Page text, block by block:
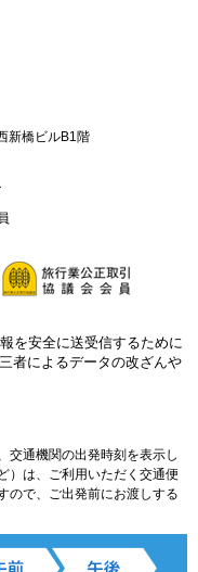
新橋ビルB1階
を安全に送受信するために
者によるデータの改ざんや
交通機関の出発時刻を表示し
）は、ご利用いただく交通便
ので、ご出発前にお渡しする